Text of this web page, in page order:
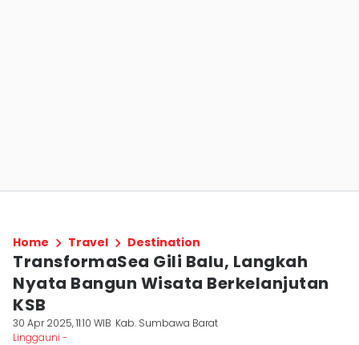
Home Travel Destination
TransformaSea Gili Balu, Langkah
Nyata Bangun Wisata Berkelanjutan
KSB
30 Apr 2025, 11:10 WIB Kab. Sumbawa Barat
Linggauni -